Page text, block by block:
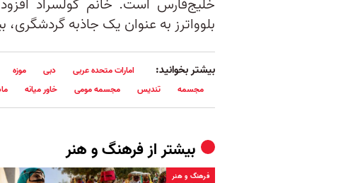
خلیج‌فارس است. خانم کولسراد
بلوواترز به عنوان یک جاذبه
بیشتر بخوانید: امارات متحده عربی دبی موزه
مجسمه
تندیس مجسمه مومی خاور میانه
بیشتر ازفرهنگ و هنر
فرهنگ و هنر